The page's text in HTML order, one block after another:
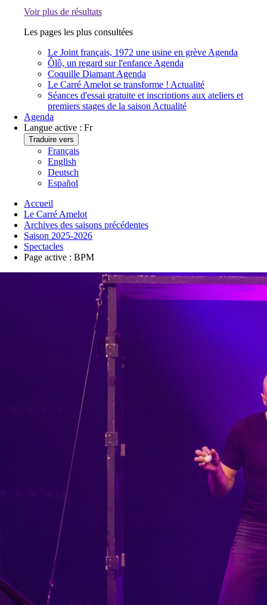
Voir plus de résultats
Les pages les plus consultées
Le Joint français, 1972 une usine en grève Agenda
Ôlô, un regard sur l'enfance Agenda
Coquille Diamant Agenda
Le Carré Amelot se transforme ! Actualité
Séances d'essai gratuite et inscriptions aux ateliers et
premiers stages de la saison Actualité
Agenda
Langue active : Fr
Traduire vers
Français
English
Deutsch
Español
Accueil
Le Carré Amelot
Archives des saisons précédentes
Saison 2025-2026
Spectacles
Page active : BPM